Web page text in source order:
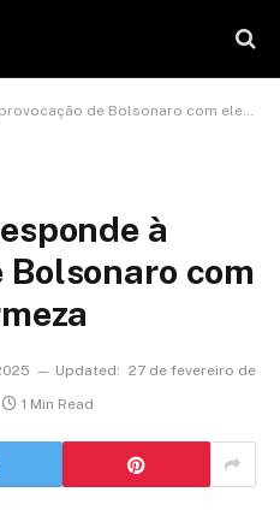
de Bolsonaro com elegância e firmeza
à
Bolsonaro com
Updated: 27 de fevereiro de
1 Min Read